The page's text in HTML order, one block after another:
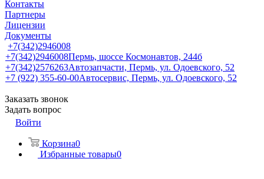
Контакты
Партнеры
Лицензии
Документы
+7(342)2946008
+7(342)2946008Пермь, шоссе Космонавтов, 244б
+7(342)2576263Автозапчасти, Пермь, ул. Одоевского, 52
+7 (922) 355-60-00Автосервис, Пермь, ул. Одоевского, 52
Заказать звонок
Задать вопрос
Войти
Корзина0
Избранные товары0